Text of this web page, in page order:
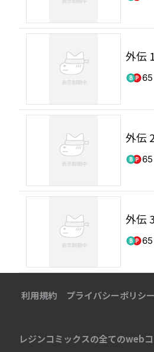
外伝
65
外伝
65
外伝
65
利用規約 プライバシーポリシー
レジンコミックスの全てのweb